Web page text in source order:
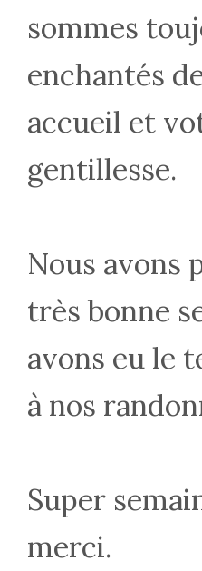
sommes
enchantés
accueil et
gentillesse.
Nous avons
très bonne
avons eu le
à nos
Super
merci.